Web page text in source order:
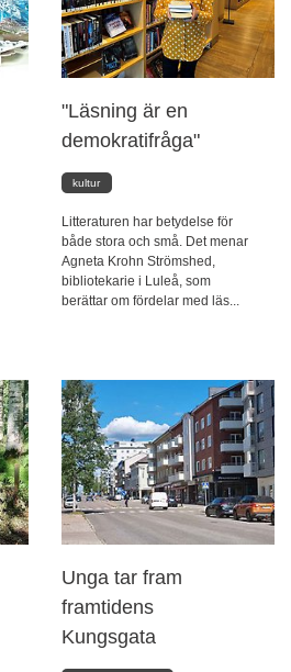
"Läsning är en
demokratifråga"
kultur
Litteraturen har betydelse för
både stora och små. Det menar
Agneta Krohn Strömshed,
bibliotekarie i Luleå, som
berättar om fördelar med läs...
Unga tar fram
framtidens
Kungsgata